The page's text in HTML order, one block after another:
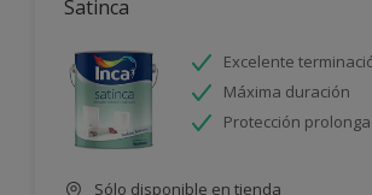
Satinca
Excelente
Máxima duración
Protección
Sólo disponible en tienda